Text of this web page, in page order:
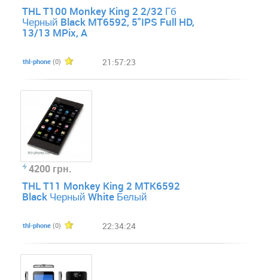
THL T100 Monkey King 2 2/32 Гб
Черный Black MT6592, 5"IPS Full HD,
13/13 MPix, A
thl-phone (0) 21:57:23
4200 грн.
THL T11 Monkey King 2 MTK6592
Black Черный White Белый
thl-phone (0) 22:34:24